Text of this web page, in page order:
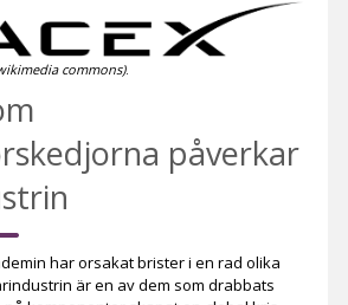
commons).
påverkar
har orsakat brister i en rad olika
är en av dem som drabbats